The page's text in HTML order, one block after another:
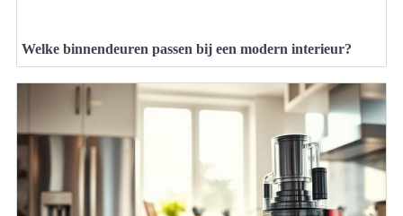
Welke binnendeuren passen bij een modern interieur?